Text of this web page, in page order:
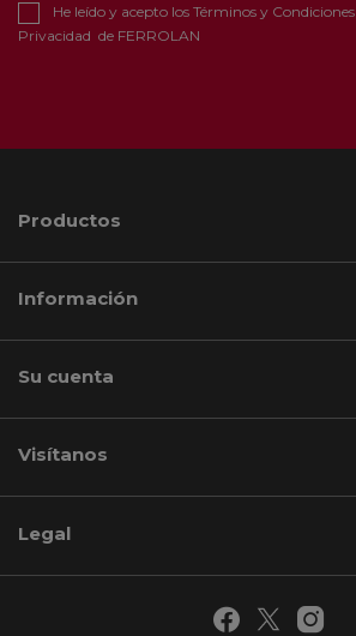
He leído y acepto los Términos y Condiciones
Privacidad de FERROLAN
Productos
Información
Su cuenta
Visítanos
Legal